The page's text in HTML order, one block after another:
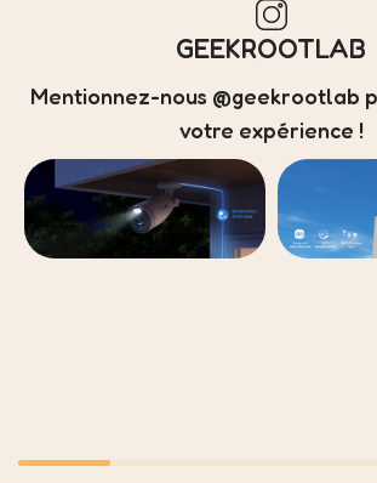
GEEKROOTLAB
Mentionnez-nous @geekrootlab
votre expérience !